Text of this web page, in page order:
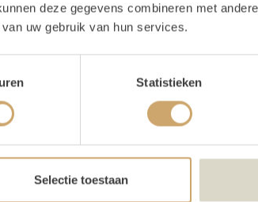
deze gegevens combineren met
uw gebruik van hun services.
Statistieken
Selectie toestaan
48 cm